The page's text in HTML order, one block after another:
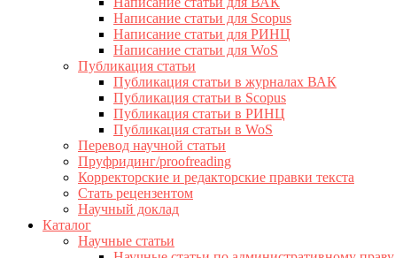
Написание статьи для Scopus
Написание статьи для РИНЦ
Написание статьи для WoS
Публикация статьи
Публикация статьи в журналах ВАК
Публикация статьи в Scopus
Публикация статьи в РИНЦ
Публикация статьи в WoS
Перевод научной статьи
Пруфридинг/proofreading
Корректорские и редакторские правки текста
Стать рецензентом
Научный доклад
Каталог
Научные статьи